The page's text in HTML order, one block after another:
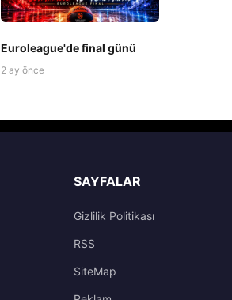
Euroleague'de final günü
2 ay önce
SAYFALAR
Gizlilik Politikası
RSS
SiteMap